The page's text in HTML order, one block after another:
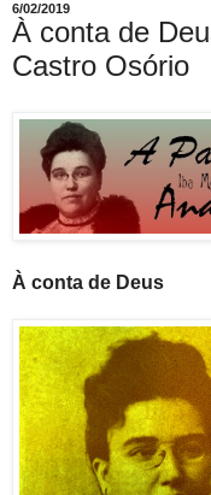
6/02/2019
À conta de
Castro Osório
À conta de Deus